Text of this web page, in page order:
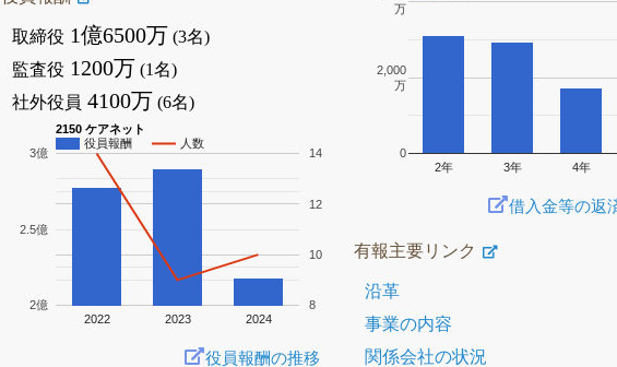
取締役 1億6500万 (3名)
監査役 1200万 (1名)
社外役員 4100万 (6名)
2150 ケアネット
役員報酬
人数
2022 2023 2024
2億
2.5億
3億
8
10
12
14
役員報酬の推移
2年 3年 4年
0
2,000
万
万
借入金等の返
有報主要リンク
沿革
事業の内容
関係会社の状況